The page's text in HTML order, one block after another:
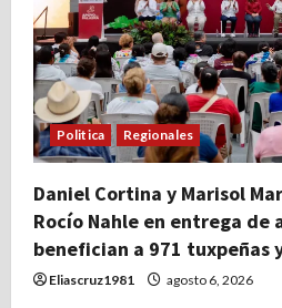
Politica Regionales
Daniel Cortina y Marisol
Rocío Nahle en entrega de
benefician a 971 tuxpeñas
Eliascruz1981 agosto 6, 2026